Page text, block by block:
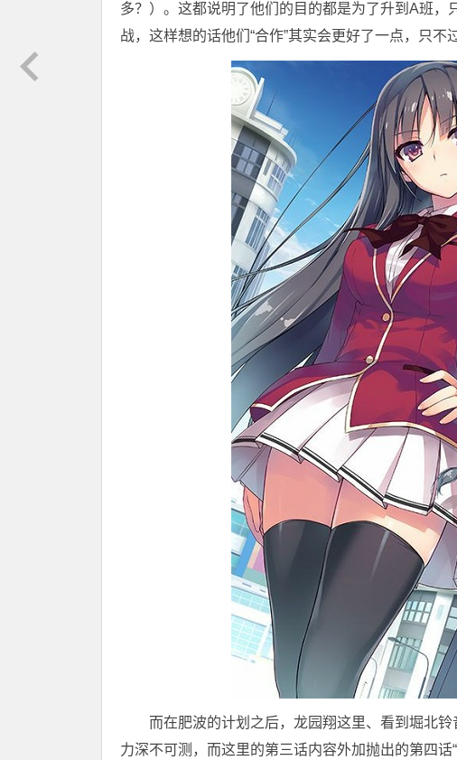
多？）。这都说明了他们的目的都是为了升到A班
战，这样想的话他们“合作”其实会更好了一点，只不
而在肥波的计划之后，龙园翔这里、看到堀北
力深不可测，而这里的第三话内容外加抛出的第四